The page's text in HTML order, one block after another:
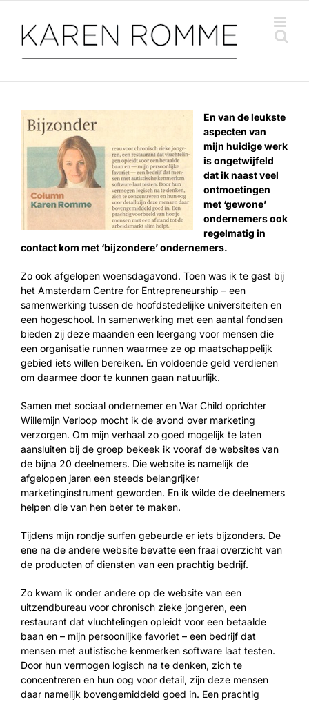
inhoud
En van de leukste
aspecten van
mijn huidige werk
is ongetwijfeld
dat ik naast veel
ontmoetingen
met ‘gewone’
ondernemers ook
regelmatig in
contact kom met ‘bijzondere’ ondernemers.
Zo ook afgelopen woensdagavond. Toen was ik te gast bij
het Amsterdam Centre for Entrepreneurship – een
samenwerking tussen de hoofdstedelijke universiteiten en
een hogeschool. In samenwerking met een aantal fondsen
bieden zij deze maanden een leergang voor mensen die
een organisatie runnen waarmee ze op maatschappelijk
gebied iets willen bereiken. En voldoende geld verdienen
om daarmee door te kunnen gaan natuurlijk.
Samen met sociaal ondernemer en War Child oprichter
Willemijn Verloop mocht ik de avond over marketing
verzorgen. Om mijn verhaal zo goed mogelijk te laten
aansluiten bij de groep bekeek ik vooraf de websites van
de bijna 20 deelnemers. Die website is namelijk de
afgelopen jaren een steeds belangrijker
marketinginstrument geworden. En ik wilde de deelnemers
helpen die van hen beter te maken.
Tijdens mijn rondje surfen gebeurde er iets bijzonders. De
ene na de andere website bevatte een fraai overzicht van
de producten of diensten van een prachtig bedrijf.
Zo kwam ik onder andere op de website van een
uitzendbureau voor chronisch zieke jongeren, een
restaurant dat vluchtelingen opleidt voor een betaalde
baan en – mijn persoonlijke favoriet – een bedrijf dat
mensen met autistische kenmerken software laat testen.
Door hun vermogen logisch na te denken, zich te
concentreren en hun oog voor detail, zijn deze mensen
daar namelijk bovengemiddeld goed in. Een prachtig